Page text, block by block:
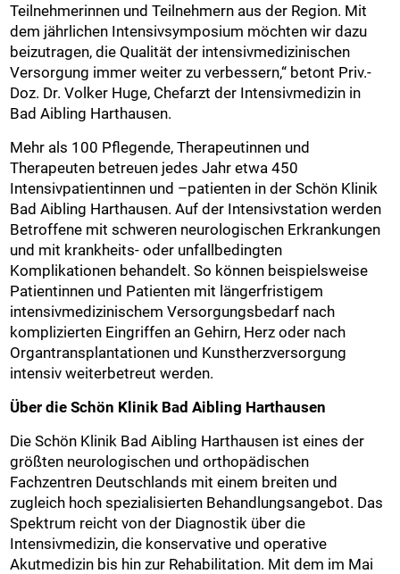
Teilnehmerinnen und Teilnehmern aus der Region. Mit
dem jährlichen Intensivsymposium möchten wir dazu
beizutragen, die Qualität der intensivmedizinischen
Versorgung immer weiter zu verbessern,“ betont Priv.-
Doz. Dr. Volker Huge, Chefarzt der Intensivmedizin in
Bad Aibling Harthausen.
Mehr als 100 Pflegende, Therapeutinnen und
Therapeuten betreuen jedes Jahr etwa 450
Intensivpatientinnen und –patienten in der Schön Klinik
Bad Aibling Harthausen. Auf der Intensivstation werden
Betroffene mit schweren neurologischen Erkrankungen
und mit krankheits- oder unfallbedingten
Komplikationen behandelt. So können beispielsweise
Patientinnen und Patienten mit längerfristigem
intensivmedizinischem Versorgungsbedarf nach
komplizierten Eingriffen an Gehirn, Herz oder nach
Organtransplantationen und Kunstherzversorgung
intensiv weiterbetreut werden.
Über die Schön Klinik Bad Aibling Harthausen
Die Schön Klinik Bad Aibling Harthausen ist eines der
größten neurologischen und orthopädischen
Fachzentren Deutschlands mit einem breiten und
zugleich hoch spezialisierten Behandlungsangebot. Das
Spektrum reicht von der Diagnostik über die
Intensivmedizin, die konservative und operative
Akutmedizin bis hin zur Rehabilitation. Mit dem im Mai